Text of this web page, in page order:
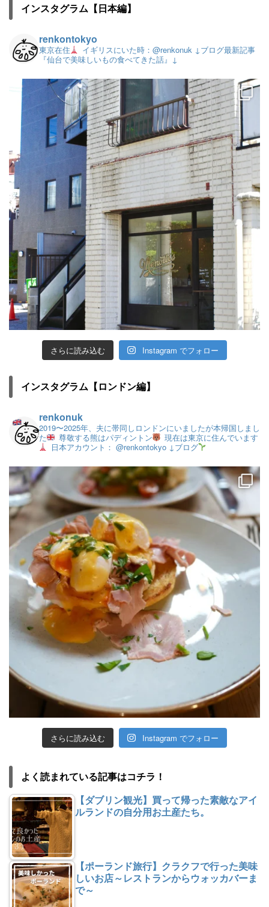
インスタグラム【日本編】
renkontokyo
東京在住 イギリスにいた時：@renkonuk ↓ブログ最新記事
『仙台で美味しいもの食べてきた話』↓
さらに読み込む Instagram でフォロー
インスタグラム【ロンドン編】
renkonuk
2019〜2025年、夫に帯同しロンドンにいましたが本帰国しまし
た
尊敬する熊はパディントン
現在は東京に住んでいます
日本アカウント： @renkontokyo ↓ブログ
さらに読み込む Instagram でフォロー
よく読まれている記事はコチラ！
【ダブリン観光】買って帰った素敵なアイ
ルランドの自分用お土産たち。
【ポーランド旅行】クラクフで行った美味
しいお店～レストランからウォッカバーま
で～